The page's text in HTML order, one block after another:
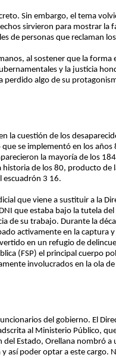
Sin embargo, el tema
sirvieron para mostrar
de personas que reclaman
al sostener que la
y la justicia
algo de su
cuestión de los
se implementó en los
la mayoría de los
de los 80, producto
escuadrón 3 16.
que viene a sustituir a la
que estaba bajo la tutela
de su trabajo. Durante la
activamente en la captura
en un refugio de
(FSP) el principal cuerpo
involucrados en la ola
del gobierno. El
al Ministerio Público,
Estado, Orellana nombró
así poder optar a este cargo.